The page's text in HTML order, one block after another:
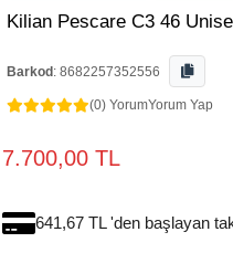
Kilian Pescare C3 46
Barkod : 8682257352556
(0) YorumYorum Yap
7.700,00 TL
641,67 TL 'den başlayan